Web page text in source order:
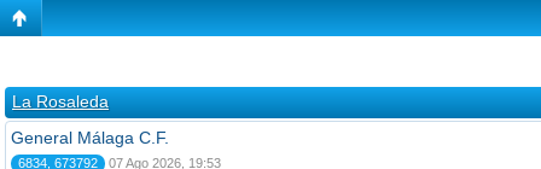
La Rosaleda
General Málaga C.F.
6834, 673792 07 Ago 2026, 19:53